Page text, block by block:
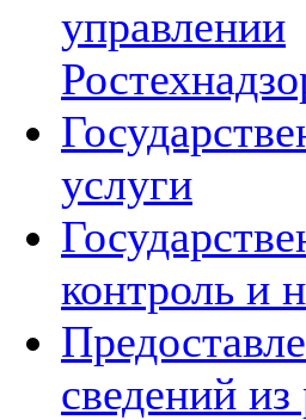
управлении
услуги
контроль и
сведений из